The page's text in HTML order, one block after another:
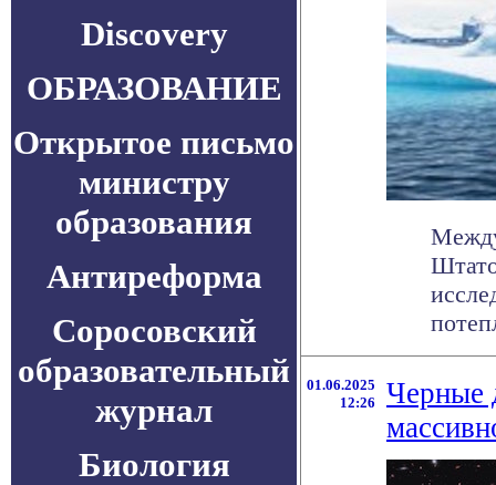
Discovery
ОБРАЗОВАНИЕ
Открытое письмо
министру
образования
Антиреформа
Соросовский
образовательный
журнал
Биология
01.06.2025
12:26
Черные